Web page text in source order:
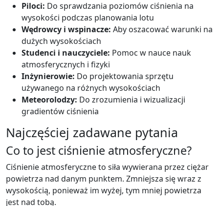
Piloci: Do sprawdzania poziomów ciśnienia na
wysokości podczas planowania lotu
Wędrowcy i wspinacze: Aby oszacować warunki na
dużych wysokościach
Studenci i nauczyciele: Pomoc w nauce nauk
atmosferycznych i fizyki
Inżynierowie: Do projektowania sprzętu
używanego na różnych wysokościach
Meteorolodzy: Do zrozumienia i wizualizacji
gradientów ciśnienia
Najczęściej zadawane pytania
Co to jest ciśnienie atmosferyczne?
Ciśnienie atmosferyczne to siła wywierana przez ciężar
powietrza nad danym punktem. Zmniejsza się wraz z
wysokością, ponieważ im wyżej, tym mniej powietrza
jest nad tobą.